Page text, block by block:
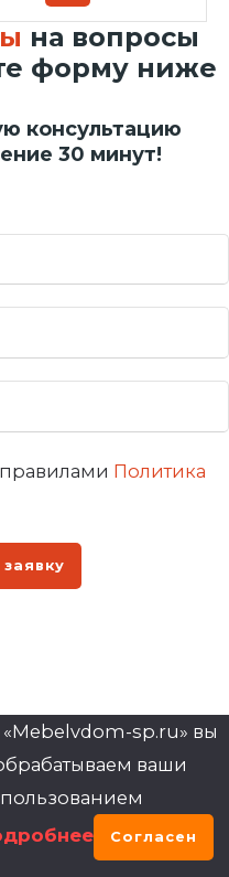
на вопросы
форму ниже
консультацию
30 минут!
Политика
sp.ru» вы
ваши
Согласен